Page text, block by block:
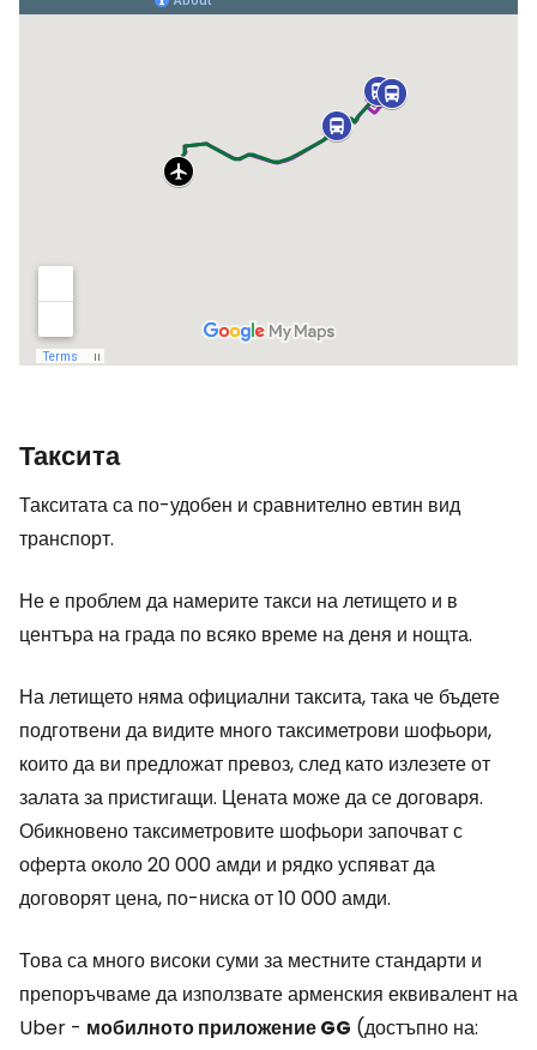
Таксита
Такситата са по-удобен и сравнително евтин вид
транспорт.
Не е проблем да намерите такси на летището и в
центъра на града по всяко време на деня и нощта.
На летището няма официални таксита, така че бъдете
подготвени да видите много таксиметрови шофьори,
които да ви предложат превоз, след като излезете от
залата за пристигащи. Цената може да се договаря.
Обикновено таксиметровите шофьори започват с
оферта около 20 000 амди и рядко успяват да
договорят цена, по-ниска от 10 000 амди.
Това са много високи суми за местните стандарти и
препоръчваме да използвате арменския еквивалент на
Uber - мобилното приложение GG (достъпно на: